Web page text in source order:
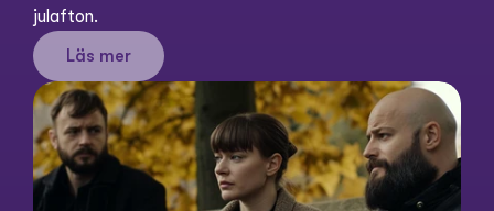
julafton.
Läs mer